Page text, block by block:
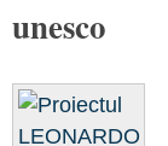
unesco